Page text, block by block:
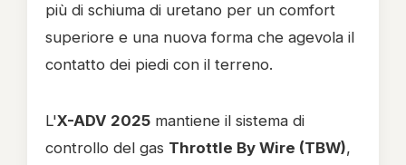
più di schiuma di uretano per un comfort
superiore e una nuova forma che agevola il
contatto dei piedi con il terreno.
L'X-ADV 2025 mantiene il sistema di
controllo del gas Throttle By Wire (TBW),